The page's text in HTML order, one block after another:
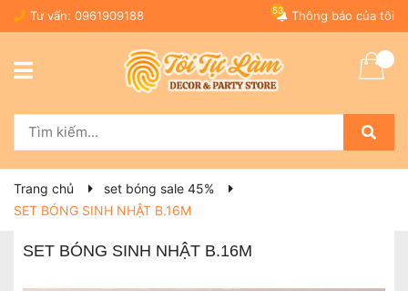
Tư vấn: 0961909188 Thông báo của tôi
53
Trang chủ
set bóng sale 45%
SET BÓNG SINH NHẬT B.16M
SET BÓNG SINH NHẬT B.16M